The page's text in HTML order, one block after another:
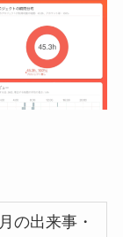
月の出来事・